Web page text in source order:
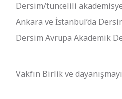
Dersim/tuncelili
Ankara ve İstanbul’da
Dersim Avrupa Akademik
Vakfın Birlik ve